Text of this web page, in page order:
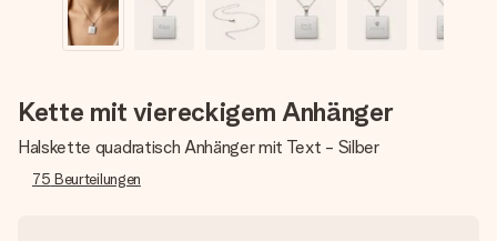
Kette mit viereckigem Anhänger
Halskette quadratisch Anhänger mit Text - Silber
75 Beurteilungen